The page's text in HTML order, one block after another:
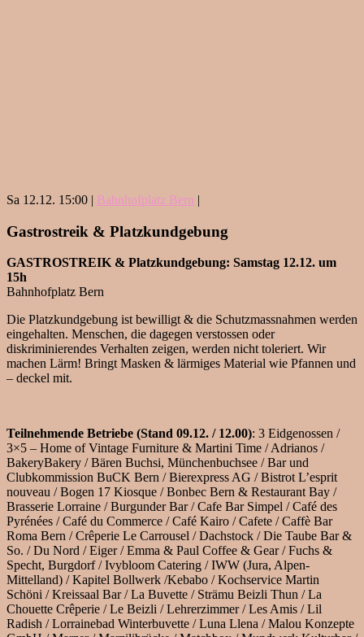
Sa 12.12. 15:00 | Bahnhofplatz Bern |
Gastrostreik & Platzkundgebung
GASTROSTREIK & Platzkundgebung: Samstag 12.12. um
15h
Bahnhofplatz Bern
Die Platzkundgebung ist bewilligt & die Schutzmassnahmen werden
eingehalten. Menschen, die dagegen verstossen oder
diskriminierendes Verhalten zeigen, werden nicht toleriert. Wir
machen Lärm! Bringt Masken & lärmiges Material wie Pfannen und
– deckel mit.
Teilnehmende Betriebe (Stand 09.12. / 12.00): 3 Eidgenossen /
3×5 – Home of Vintage Furniture & Martini Time / Adrianos /
BakeryBakery / Bären Buchsi, Münchenbuchsee / Bar und
Clubkommission BuCK Bern / Bierexpress AG / Bistrot L’esprit
nouveau / Bogen 17 Kiosque / Bonbec Bern & Restaurant Bay /
Brasserie Lorraine / Burgunder Bar / Cafe Bar Simpel / Café des
Pyrénées / Café du Commerce / Café Kairo / Cafete / Caffè Bar
Roma Bern / Crêperie Le Carrousel / Dachstock / Die Taube Bar &
So. / Du Nord / Eiger / Emma & Paul Coffee & Gear / Fuchs &
Specht, Burgdorf / Ivybloom Catering / IWW (Jura, Alpen-
Mittelland) / Kapitel Bollwerk /Kebabo / Kochservice Martin
Schöni / Kreissaal Bar / La Buvette / Strämu Beizli Thun / La
Chouette Crêperie / Le Beizli / Lehrerzimmer / Les Amis / Lil
Radish / Lorrainebad Winterbuvette / Luna Llena / Malou Konzepte